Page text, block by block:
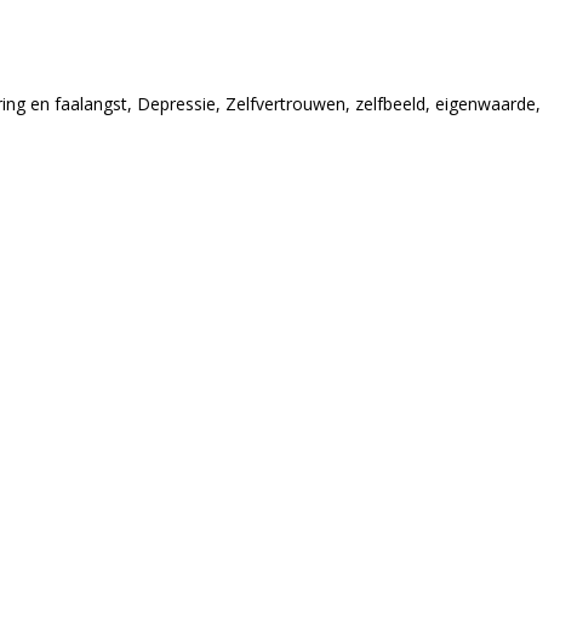
en faalangst, Depressie, Zelfvertrouwen, zelfbeeld, eigenwaarde,